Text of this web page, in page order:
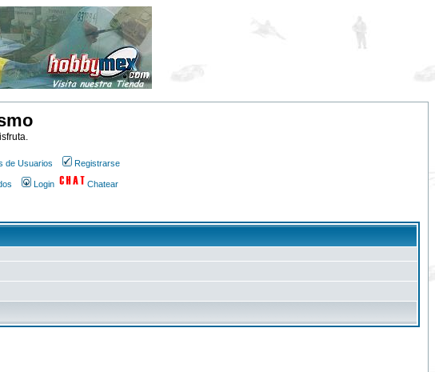
de Usuarios Registrarse
Login Chatear